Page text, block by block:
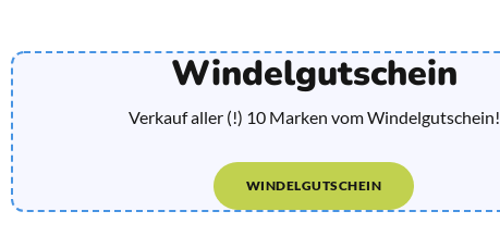
Windelgutschein
Verkauf aller (!) 10 Marken vom Windelgutschein!
WINDELGUTSCHEIN